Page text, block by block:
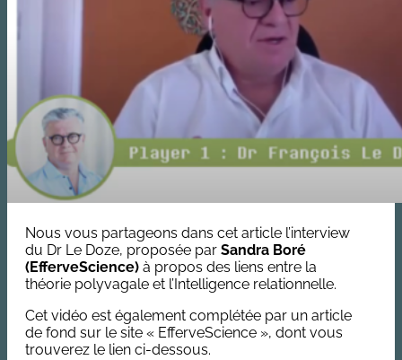
Nous vous partageons dans cet article l’interview
du Dr Le Doze, proposée par Sandra Boré
(EfferveScience) à propos des liens entre la
théorie polyvagale et l’Intelligence relationnelle.
Cet vidéo est également complétée par un article
de fond sur le site « EfferveScience », dont vous
trouverez le lien ci-dessous.